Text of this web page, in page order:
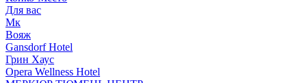
Для вас
Мк
Вояж
Gansdorf Hotel
Грин Хаус
Opera Wellness Hotel